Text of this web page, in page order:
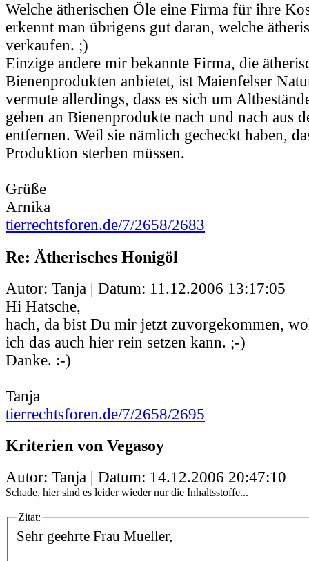
Welche ätherischen Öle eine Firma für ihre
erkennt man übrigens gut daran, welche
verkaufen. ;)
Einzige andere mir bekannte Firma, die
Bienenprodukten anbietet, ist Maienfelser
vermute allerdings, dass es sich um
geben an Bienenprodukte nach und nach aus
entfernen. Weil sie nämlich gecheckt haben,
Produktion sterben müssen.
Grüße
Arnika
tierrechtsforen.de/7/2658/2683
Re: Ätherisches Honigöl
Autor: Tanja | Datum: 11.12.2006 13:17:05
Hi Hatsche,
hach, da bist Du mir jetzt zuvorgekommen,
ich das auch hier rein setzen kann. ;-)
Danke. :-)
Tanja
tierrechtsforen.de/7/2658/2695
Kriterien von Vegasoy
Autor: Tanja | Datum: 14.12.2006 20:47:10
Schade, hier sind es leider wieder nur die Inhaltsstoffe...
Zitat:
Sehr geehrte Frau Mueller,